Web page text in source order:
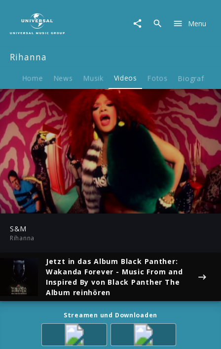
Menu
Rihanna
Home News Musik Videos Fotos Biografie
Play
-04:03
Mute
S&M
Rihanna
Jetzt in das Album Black Panther:
Wakanda Forever - Music From and
Inspired By von Black Panther The
Album reinhören
Streamen und Downloaden